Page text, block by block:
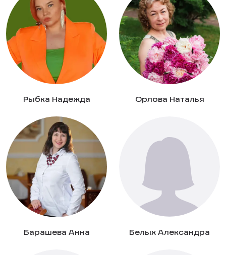
Рыбка Надежда Орлова Наталья
Барашева Анна Белых Александра